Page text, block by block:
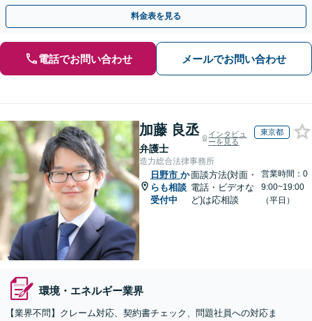
間・当日相談可】
料金表を見る
電話でお問い合わせ メールでお問い合わせ
加藤 良丞
弁護士
インタビュ
ーを見る
東京都
造力総合法律事務所
日野市 か
らも相談
受付中
面談方法(対面・
電話・ビデオな
ど)は応相談
営業時間：0
9:00~19:00
（平日）
環境・エネルギー業界
【業界不問】クレーム対応、契約書チェック、問題社員への対応ま